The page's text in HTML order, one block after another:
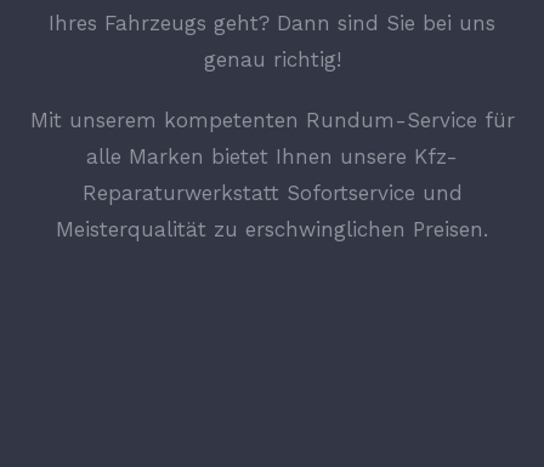
Ihres Fahrzeugs geht? Dann sind Sie bei uns
genau richtig!
Mit unserem kompetenten Rundum-Service für
alle Marken bietet Ihnen unsere Kfz-
Reparaturwerkstatt Sofortservice und
Meisterqualität zu erschwinglichen Preisen.